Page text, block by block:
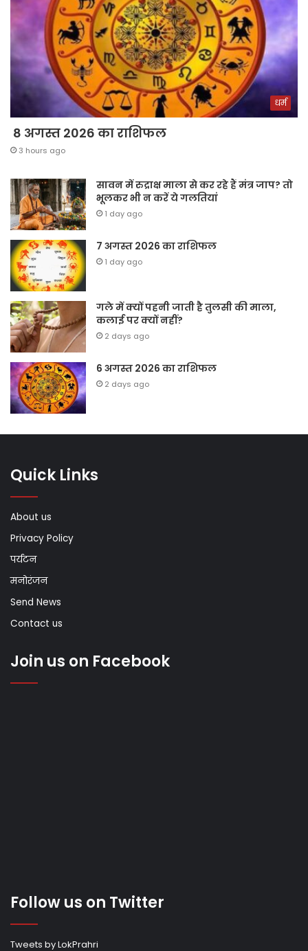
धर्म
8 अगस्त 2026 का राशिफल
3 hours ago
सावन में रुद्राक्ष माला से कर रहे हैं मंत्र जाप? तो
भूलकर भी न करें ये गलतियां
1 day ago
7 अगस्त 2026 का राशिफल
1 day ago
गले में क्यों पहनी जाती है तुलसी की माला,
कलाई पर क्यों नहीं?
2 days ago
6 अगस्त 2026 का राशिफल
2 days ago
Quick Links
About us
Privacy Policy
पर्यटन
मनोरंजन
Send News
Contact us
Join us on Facebook
Follow us on Twitter
Tweets by LokPrahri